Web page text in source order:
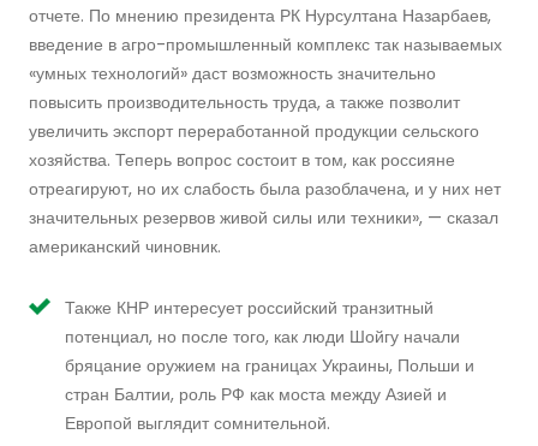
отчете. По мнению президента РК Нурсултана Назарбаев,
введение в агро-промышленный комплекс так называемых
«умных технологий» даст возможность значительно
повысить производительность труда, а также позволит
увеличить экспорт переработанной продукции сельского
хозяйства. Теперь вопрос состоит в том, как россияне
отреагируют, но их слабость была разоблачена, и у них нет
значительных резервов живой силы или техники», — сказал
американский чиновник.
Также КНР интересует российский транзитный
потенциал, но после того, как люди Шойгу начали
бряцание оружием на границах Украины, Польши и
стран Балтии, роль РФ как моста между Азией и
Европой выглядит сомнительной.